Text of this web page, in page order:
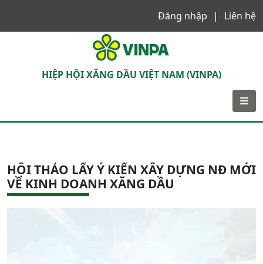
Đăng nhập
Liên hệ
HIỆP HỘI XĂNG DẦU VIỆT NAM (VINPA)
HỘI THẢO LẤY Ý KIẾN XÂY DỰNG NĐ MỚI
VỀ KINH DOANH XĂNG DẦU